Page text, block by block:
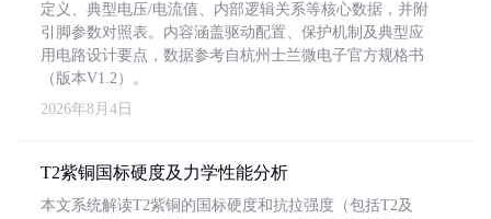
定义、典型电压/电流值、内部逻辑关系等核心数据，并附
引脚参数对照表。内容涵盖驱动配置、保护机制及典型应
用电路设计要点，数据参考自杭州士兰微电子官方规格书
（版本V1.2）。
2026年8月4日
T2紫铜国标硬度及力学性能分析
本文系统解读T2紫铜的国标硬度和抗拉强度（包括T2及